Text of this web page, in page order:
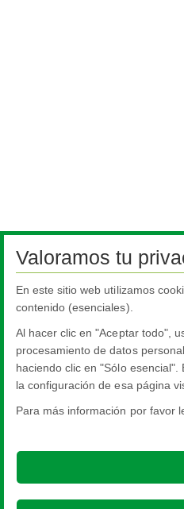
Valoramos tu
En este sitio web utilizamos
contenido (esenciales).
Al hacer clic en "Aceptar todo",
procesamiento de datos
haciendo clic en "Sólo
la configuración de esa página
Para más información por favor